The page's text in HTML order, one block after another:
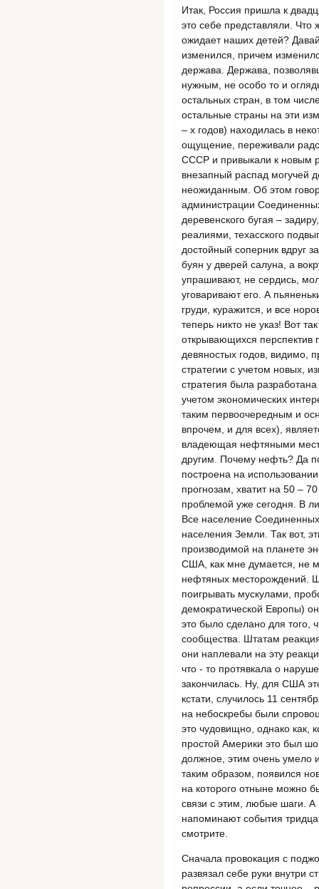
Итак, Россия пришла к
это себе представляли.
ожидает наших детей?
изменился, причем
держава. Держава,
нужным, не особо то и
остальных стран, в том
остальные страны на эти
– х годов) находилась в
ощущение, переживали
СССР и привыкали к новым
внезапный распад могучей
неожиданным. Об этом
администрации
деревенского бугая –
реалиями, техасского
достойный соперник вдруг
буян у дверей салуна, а
упрашивают, не сердись,
уговаривают его. А
груди, куражится, и все
теперь никто не указ! Вот
открывающихся перспектив
девяностых годов, видимо,
стратегии с учетом новых,
стратегия была
учетом экономических
таким первоочередным и
впрочем, и для всех),
владеющая нефтяными
другим. Почему нефть? Да
построена на
прогнозам, хватит на 50 –
проблемой уже сегодня. В
Все население
населения Земли. Так вот,
производимой на планете
США, как мне думается, не
нефтяных месторождений.
поигрывать мускулами,
демократической Европы)
это было сделано для того,
сообщества. Штатам
они наплевали на эту
что - то протявкала о
закончилась. Ну, для США
кстати, случилось 11
на небоскребы были
это чудовищно, однако как,
простой Америки это был
должное, этим очень умело
таким образом, появился
на которого отныне можно
связи с этим, любые шаги.
напоминают события
смотрите.
Сначала провокация с
развязал себе руки внутри